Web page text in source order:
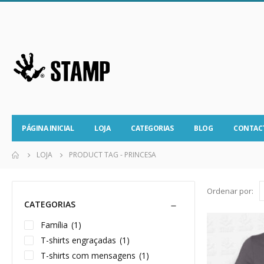
PÁGINA INICIAL LOJA CATEGORIAS BLOG
LOJA PRODUCT TAG - PRINCESA
Ordenar por:
CATEGORIAS
Família (1)
T-shirts engraçadas (1)
T-shirts com mensagens (1)